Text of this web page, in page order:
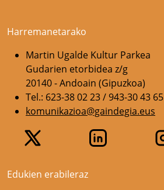
Harremanetarako
Martin Ugalde Kultur Parkea
Gudarien etorbidea z/g
20140 - Andoain (Gipuzkoa)
Tel.: 623-38 02 23 / 943-30 43 65
komunikazioa@gaindegia.eus
Edukien erabileraz